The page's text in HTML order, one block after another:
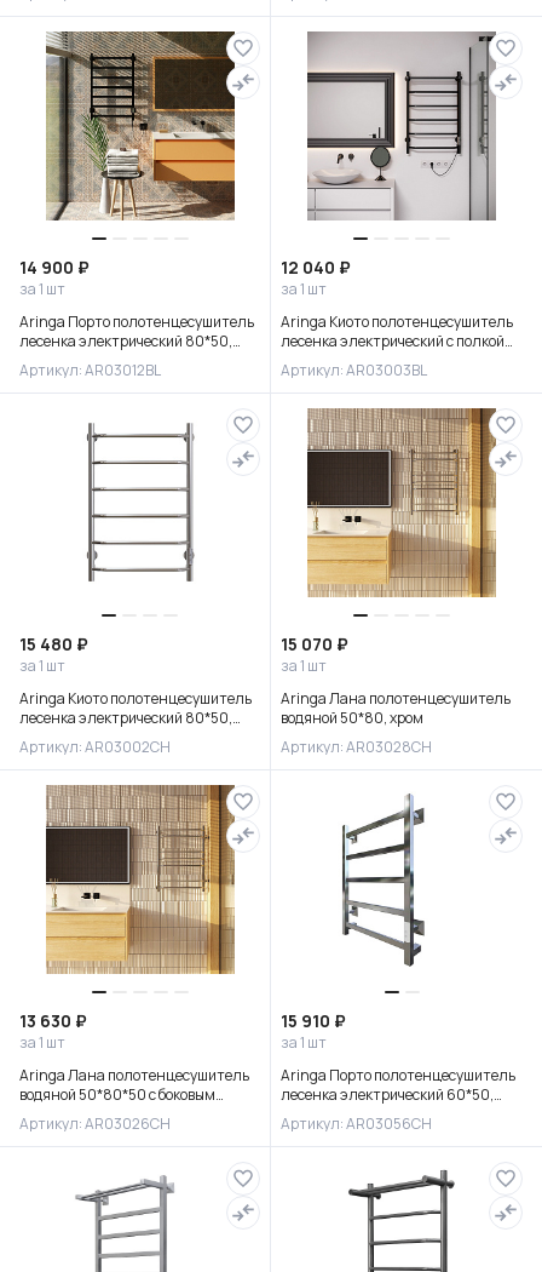
14 900 ₽
за 1 шт
Aringa Порто полотенцесушитель
лесенка электрический 80*50,
черный
Артикул: AR03012BL
12 040 ₽
за 1 шт
Aringa Киото полотенцесушитель
лесенка электрический с полкой
80*50, черный
Артикул: AR03003BL
15 480 ₽
за 1 шт
Aringa Киото полотенцесушитель
лесенка электрический 80*50,
хром
Артикул: AR03002CH
15 070 ₽
за 1 шт
Aringa Лана полотенцесушитель
водяной 50*80, хром
Артикул: AR03028CH
13 630 ₽
за 1 шт
Aringa Лана полотенцесушитель
водяной 50*80*50 с боковым
подключением, хром
Артикул: AR03026CH
15 910 ₽
за 1 шт
Aringa Порто полотенцесушитель
лесенка электрический 60*50,
хром, AR03056CH
Артикул: AR03056CH